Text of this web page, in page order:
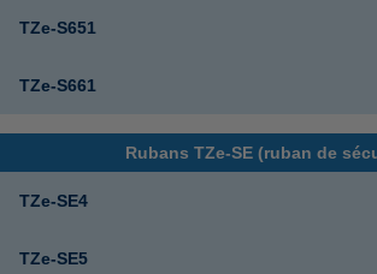
TZe-S651
TZe-S661
Rubans TZe-SE (ruban de
TZe-SE4
TZe-SE5